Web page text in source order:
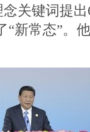
关键词提
新常态”。